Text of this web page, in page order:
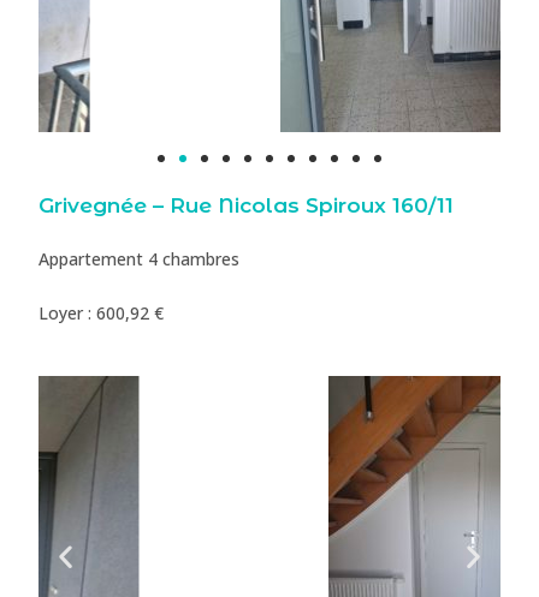
Grivegnée – Rue Nicolas Spiroux 160/11
Appartement 4 chambres
Loyer : 600,92 €